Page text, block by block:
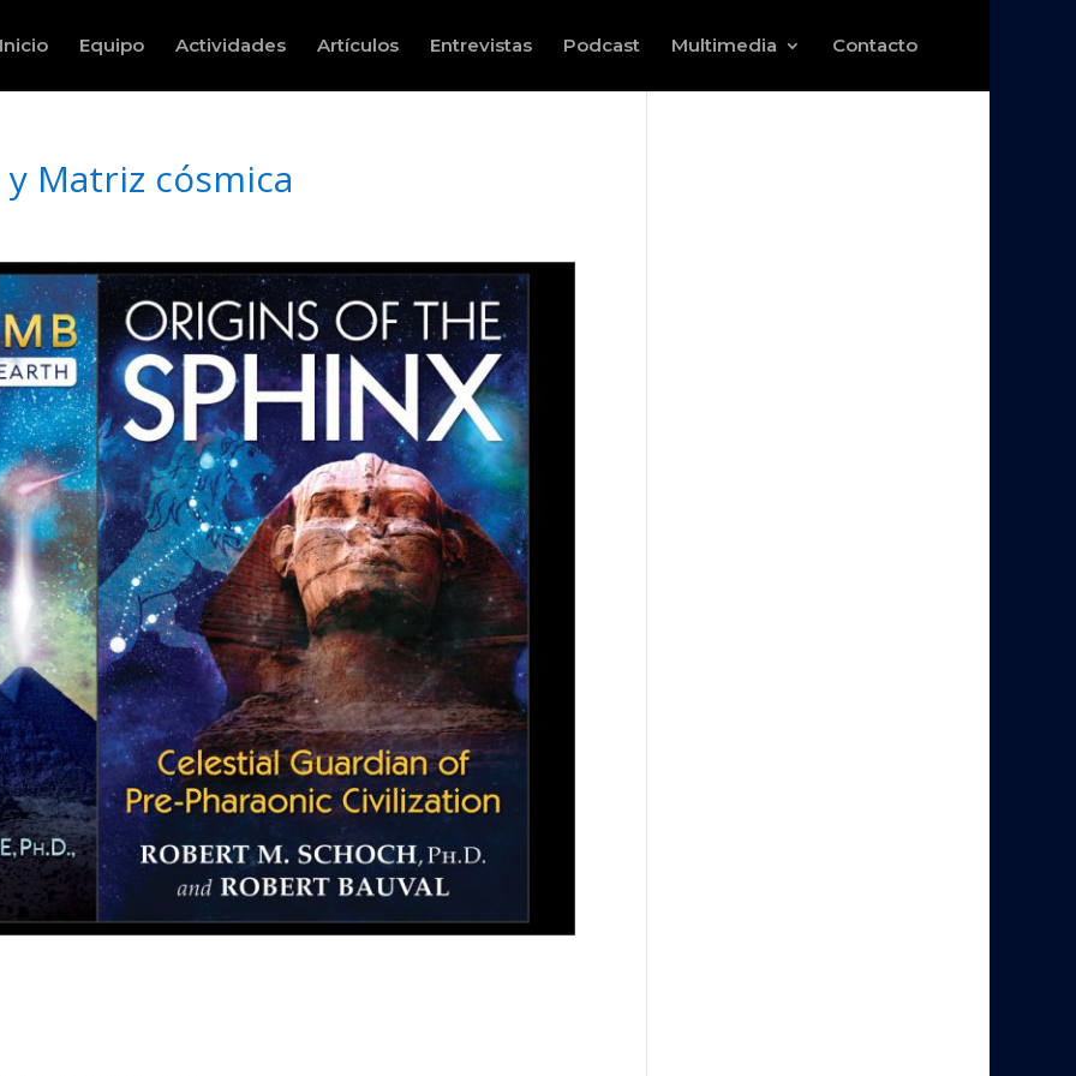
Inicio Equipo Actividades Artículos Entrevistas Podcast Multimedia Contacto
Matriz cósmica